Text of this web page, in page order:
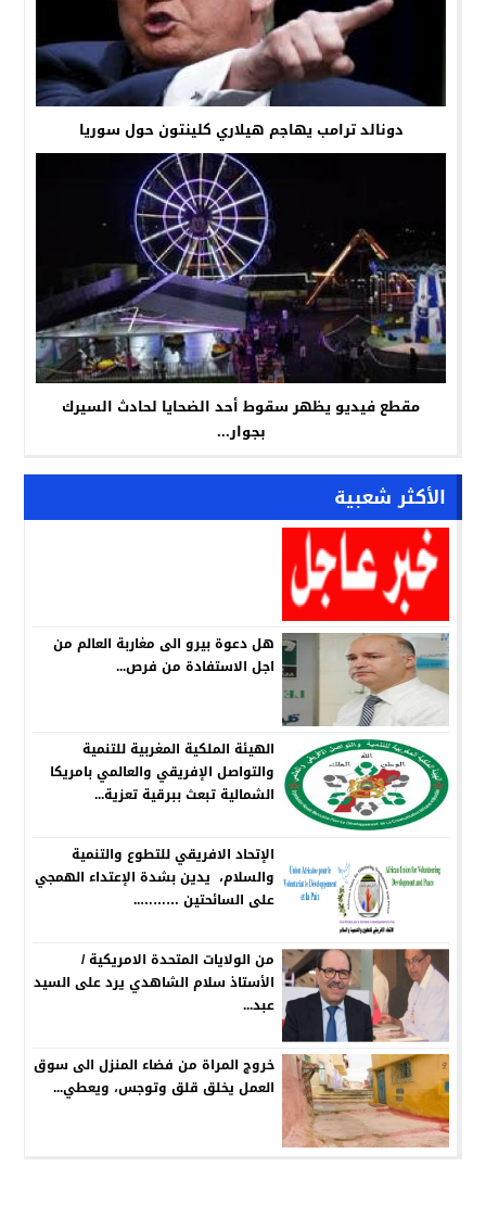
دونالد ترامب يهاجم هيلاري كلينتون حول سوريا
مقطع فيديو يظهر سقوط أحد الضحايا لحادث السيرك
بجوار...
الأكثر شعبية
هل دعوة بيرو الى مغاربة العالم من
اجل الاستفادة من فرص...
الهيئة الملكية المغربية للتنمية
والتواصل الإفريقي والعالمي بامريكا
الشمالية تبعث ببرقية تعزية...
الإتحاد الافريقي للتطوع والتنمية
والسلام، يدين بشدة الإعتداء الهمجي
على السائحتين ………..
من الولايات المتحدة الامريكية /
الأستاذ سلام الشاهدي يرد على السيد
عبد...
خروج المراة من فضاء المنزل الى سوق
العمل يخلق قلق وتوجس، ويعطي...